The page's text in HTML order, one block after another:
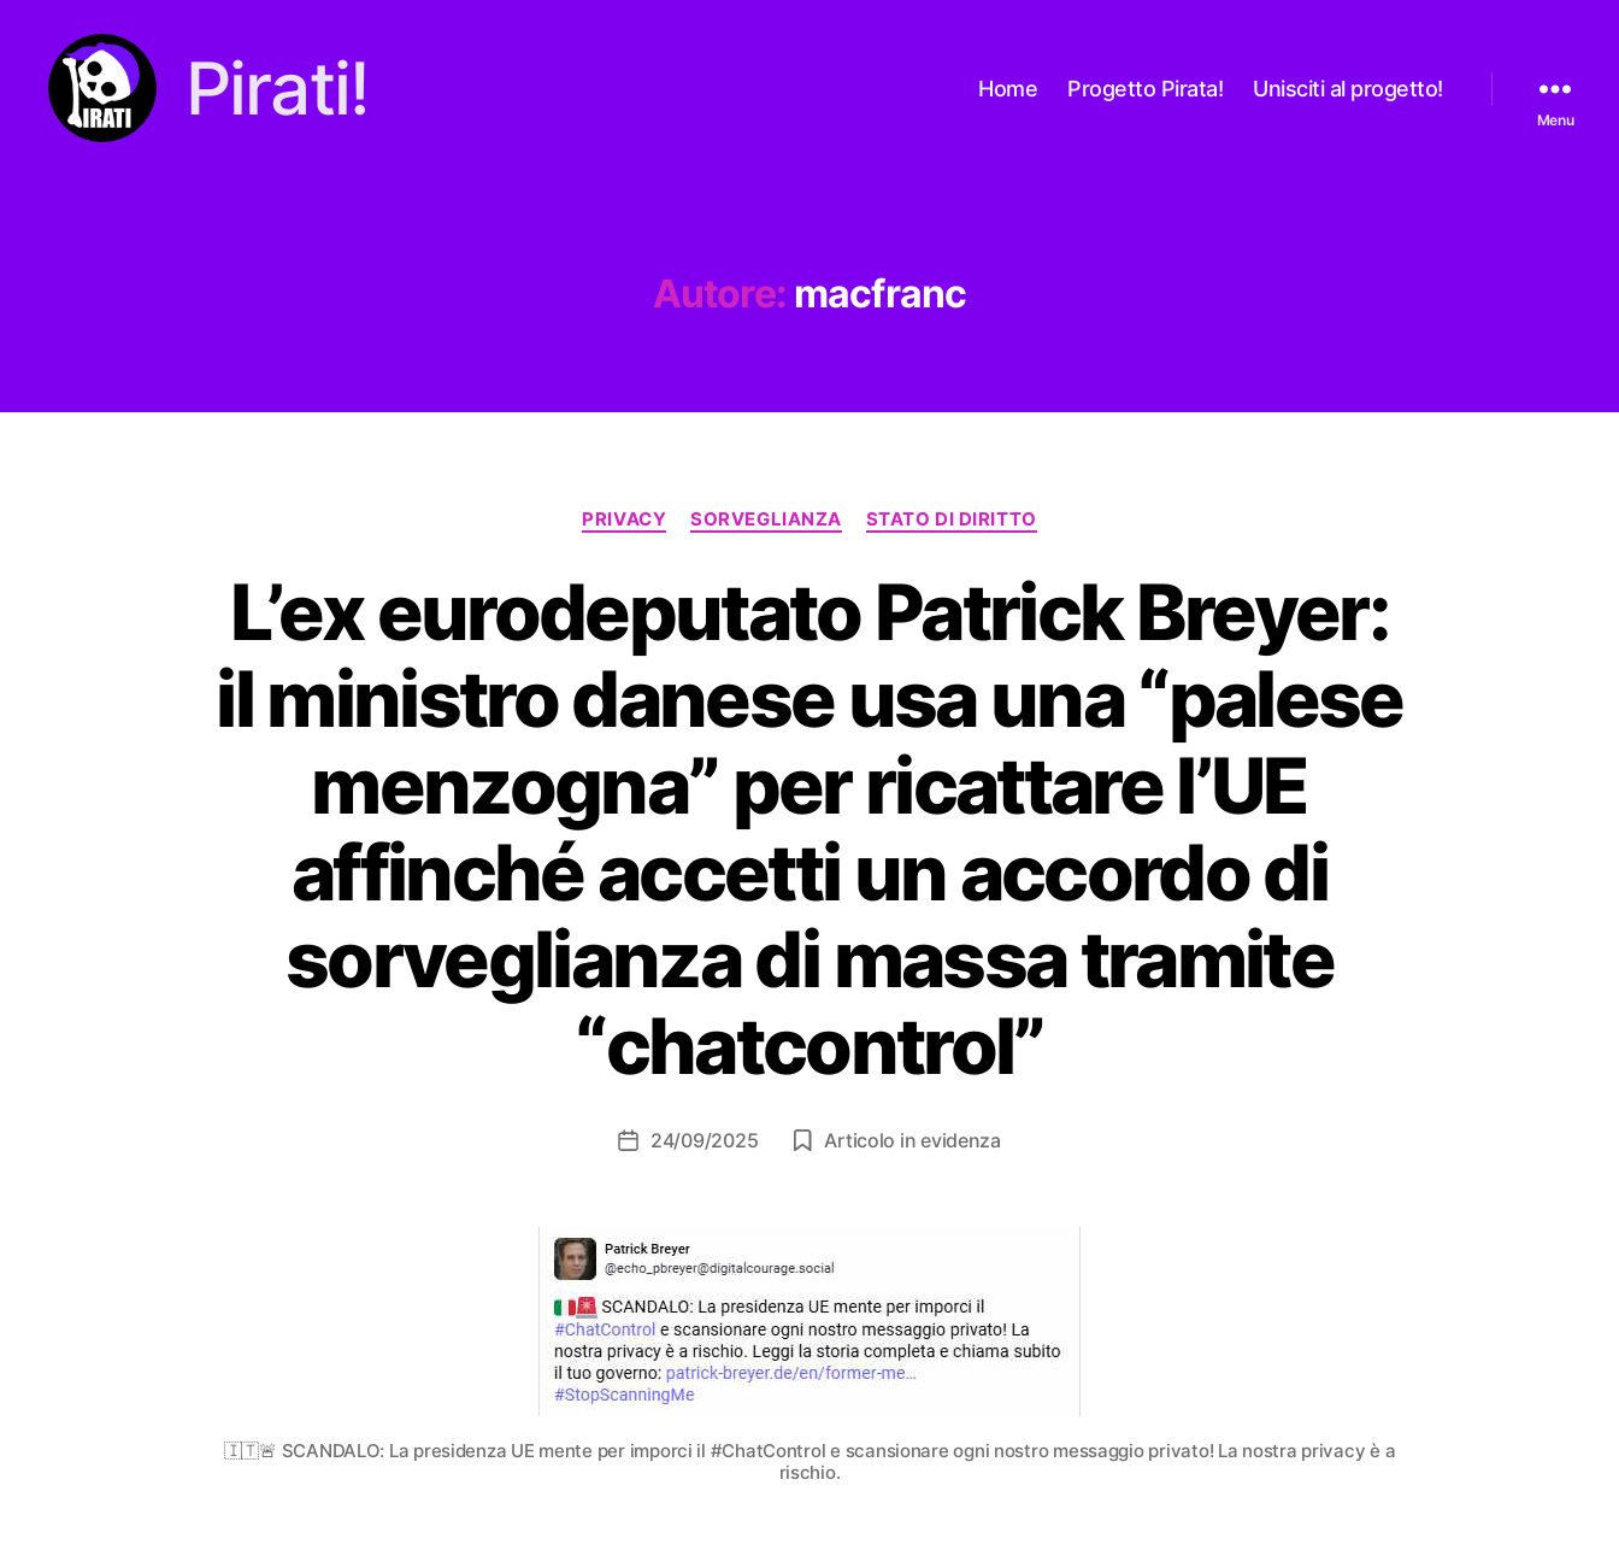
Pirati! Home Progetto Pirata! Unisciti al progetto!
Menu
Autore: macfranc
Categorie
PRIVACY SORVEGLIANZA STATO DI DIRITTO
L’ex eurodeputato Patrick Breyer:
il ministro danese usa una “palese
menzogna” per ricattare l’UE
affinché accetti un accordo di
sorveglianza di massa tramite
“chatcontrol”
Data24/09/2025 Articolo in evidenza
🇮🇹🚨 SCANDALO: La presidenza UE mente per imporci il #ChatControl e scansionare ogni nostro messaggio privato! La nostra privacy è a
rischio.